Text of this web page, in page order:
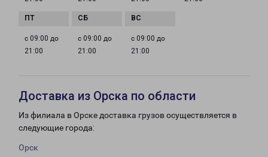
с 09:00 до
21:00
с 09:00 до
21:00
с 09:00 до
21:00
Доставка из Орска по области
Из филиала в Орске доставка грузов осуществляется в
следующие города:
Орск